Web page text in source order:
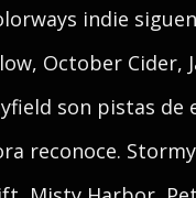
indie
October Cider,
son pistas de
reconoce.